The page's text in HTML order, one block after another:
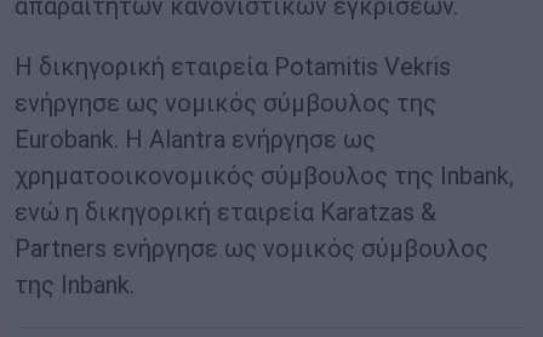
απαραίτητων κανονιστικών εγκρίσεων.
Η δικηγορική εταιρεία Potamitis Vekris
ενήργησε ως νομικός σύμβουλος της
Eurobank. Η Alantra ενήργησε ως
χρηματοοικονομικός σύμβουλος της Inbank,
ενώ η δικηγορική εταιρεία Karatzas &
Partners ενήργησε ως νομικός σύμβουλος
της Inbank.